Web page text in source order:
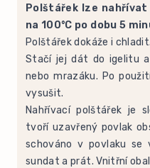
Polštářek lze
na 100°C po dobu 5
Polštářek dokáže i chladit.
Stačí jej dát do igelitu
nebo mrazáku. Po
vysušit.
Nahřívací polštářek je
tvoří uzavřený povlak
schováno v povlaku se
sundat a prát. Vnitřní